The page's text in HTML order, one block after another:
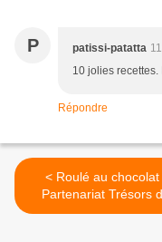
P patissi-patatta
10 jolies
Répondre
< Roulé au chocolat (
Partenariat Trésors
Chefs )